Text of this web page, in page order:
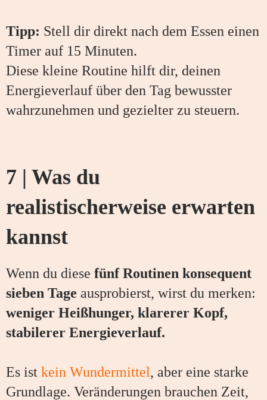
Tipp: Stell dir direkt nach dem Essen einen
Timer auf 15 Minuten.
Diese kleine Routine hilft dir, deinen
Energieverlauf über den Tag bewusster
wahrzunehmen und gezielter zu steuern.
7 | Was du
realistischerweise erwarten
kannst
Wenn du diese fünf Routinen konsequent
sieben Tage ausprobierst, wirst du merken:
weniger Heißhunger, klarerer Kopf,
stabilerer Energieverlauf.
Es ist kein Wundermittel, aber eine starke
Grundlage. Veränderungen brauchen Zeit,